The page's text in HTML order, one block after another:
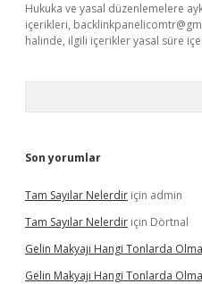
Hukuka ve yasal düzenlemelere
içerikleri,
halinde, ilgili içerikler yasal süre
Son yorumlar
Tam Sayılar Nelerdir için admin
Tam Sayılar Nelerdir için Dörtnal
Gelin Makyajı Hangi Tonlarda
Gelin Makyajı Hangi Tonlarda